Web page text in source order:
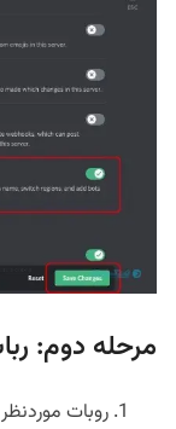
مرحله دوم:
روبات